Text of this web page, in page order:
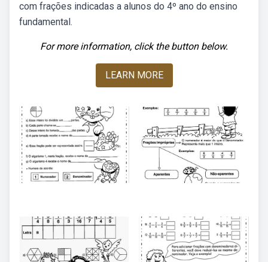
com frações indicadas a alunos do 4º ano do ensino
fundamental.
For more information, click the button below.
LEARN MORE